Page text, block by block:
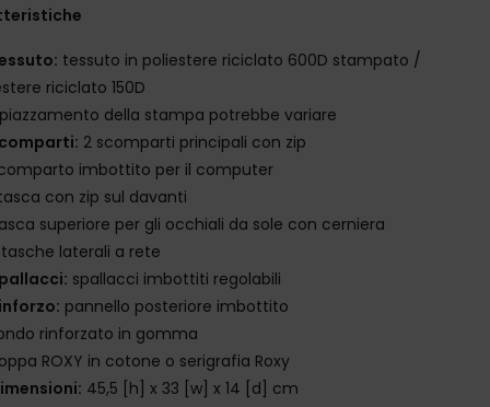
tessuto in poliestere riciclato 600D stampato /
riciclato 150D
della stampa potrebbe variare
2 scomparti principali con zip
imbottito per il computer
con zip sul davanti
superiore per gli occhiali da sole con cerniera
laterali a rete
spallacci imbottiti regolabili
pannello posteriore imbottito
rinforzato in gomma
ROXY in cotone o serigrafia Roxy
45,5 [h] x 33 [w] x 14 [d] cm